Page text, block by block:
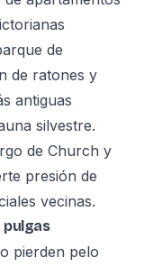
de
de ratones y
antiguas
silvestre.
de Church y
presión de
vecinas.
pulgas
pierden pelo